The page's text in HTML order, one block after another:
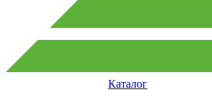
Каталог